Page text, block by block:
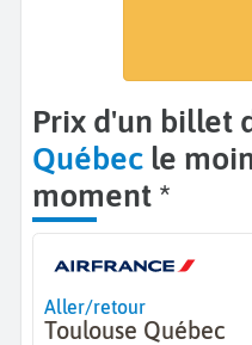
Prix d'un billet
Québec le
moment *
Aller/retour
Toulouse Québec